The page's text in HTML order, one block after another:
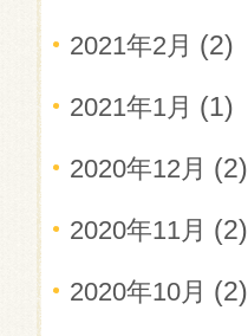
2021年2月 (2)
2021年1月 (1)
2020年12月 (2)
2020年11月 (2)
2020年10月 (2)